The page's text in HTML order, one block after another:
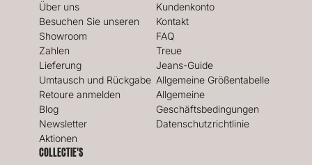
Über uns
Besuchen Sie unseren
Showroom
Zahlen
Lieferung
Umtausch und Rückgabe
Retoure anmelden
Blog
Newsletter
Aktionen
Kundenkonto
Kontakt
FAQ
Treue
Jeans-Guide
Allgemeine Größentabelle
Allgemeine
Geschäftsbedingungen
Datenschutzrichtlinie
COLLECTIE'S